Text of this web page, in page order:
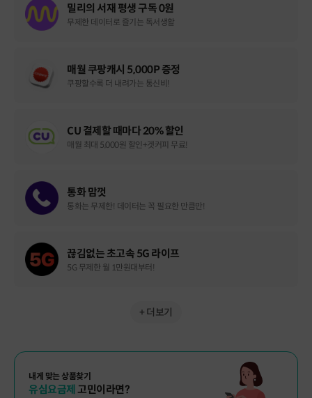
밀리의 서재 평생 구독 0원
무제한 데이터로 즐기는 독서생활
매월 쿠팡캐시 5,000P 증정
쿠팡할수록 더 내려가는 통신비!
CU 결제할 때마다 20% 할인
매월 최대 5,000원 할인+겟커피 무료!
통화 맘껏
통화는 무제한! 데이터는 꼭 필요한 만큼만!
끊김없는 초고속 5G 라이프
5G 무제한 월 1만원대부터!
+ 더보기
내게 맞는 상품찾기
유심요금제 고민이라면?